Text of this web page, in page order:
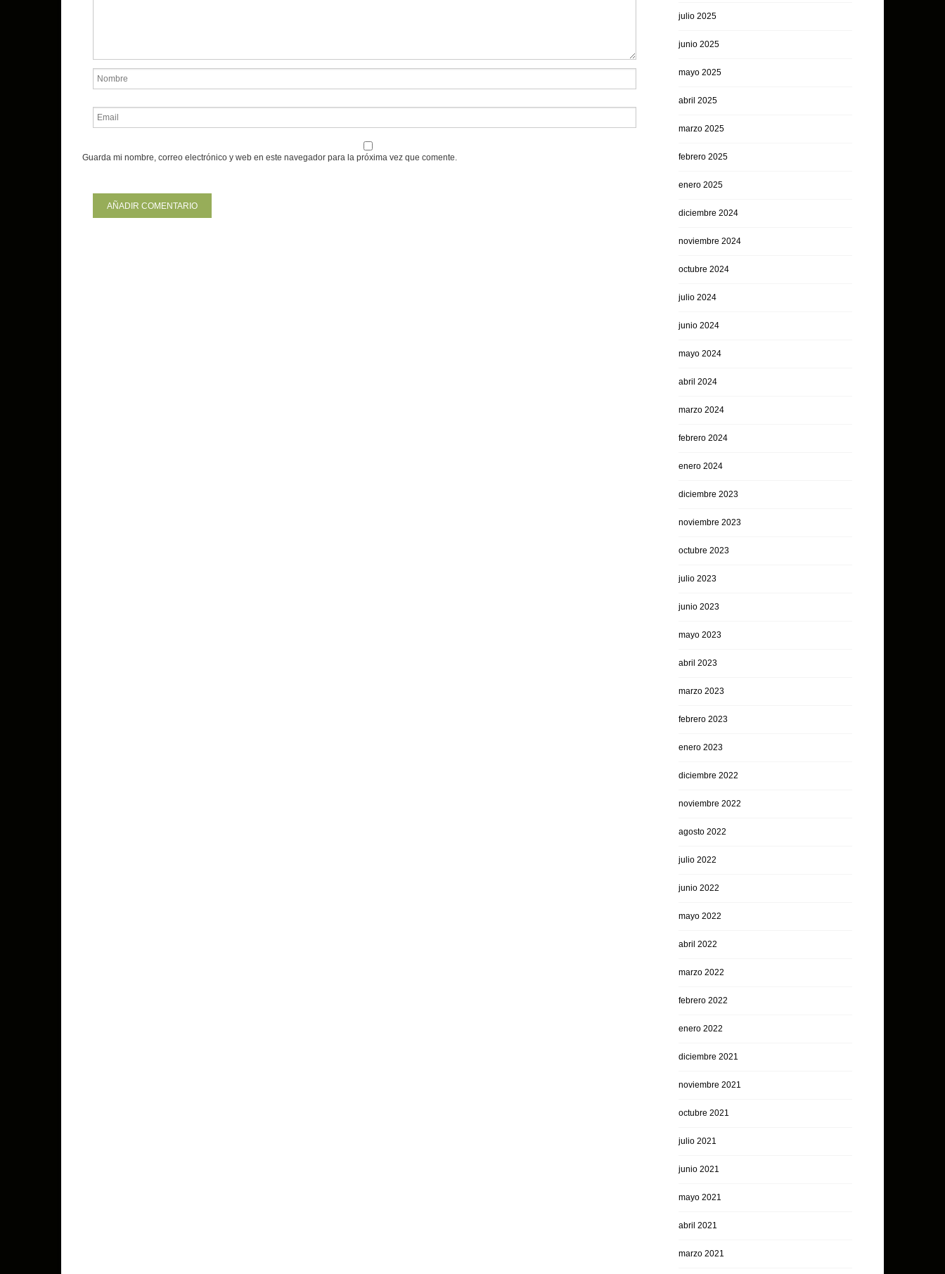
Guarda mi nombre, correo electrónico y web en este navegador para la próxima vez que comente.
julio 2025
junio 2025
mayo 2025
abril 2025
marzo 2025
febrero 2025
enero 2025
diciembre 2024
noviembre 2024
octubre 2024
julio 2024
junio 2024
mayo 2024
abril 2024
marzo 2024
febrero 2024
enero 2024
diciembre 2023
noviembre 2023
octubre 2023
julio 2023
junio 2023
mayo 2023
abril 2023
marzo 2023
febrero 2023
enero 2023
diciembre 2022
noviembre 2022
agosto 2022
julio 2022
junio 2022
mayo 2022
abril 2022
marzo 2022
febrero 2022
enero 2022
diciembre 2021
noviembre 2021
octubre 2021
julio 2021
junio 2021
mayo 2021
abril 2021
marzo 2021